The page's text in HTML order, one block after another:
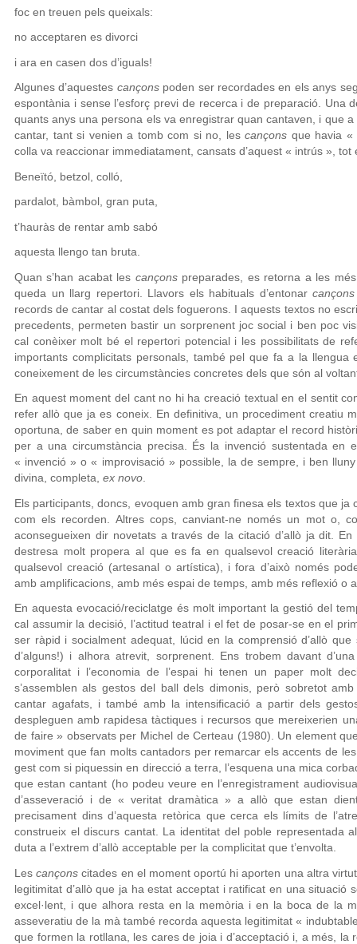
foc en treuen pels queixals:
no acceptaren es divorci
i ara en casen dos d’iguals!
Algunes d’aquestes cançonspoden ser recordades en els anys
espontània i sense l’esforç previ de recerca i de preparació. Una
quants anys una persona els va enregistrar quan cantaven, i que
cantar, tant si venien a tomb com si no, les cançons que havia «
colla va reaccionar immediatament, cansats d’aquest « intrús »,
Beneïtó, betzol, colló,
pardalot, bàmbol, gran puta,
t’hauràs de rentar amb sabó
aquesta llengo tan bruta.
Quan s’han acabat les cançons preparades, es retorna a les
queda un llarg repertori. Llavors els habituals d’entonarcançons
records de cantar al costat dels foguerons. I aquests textos no
precedents, permeten bastir un sorprenent joc social i ben poc
cal conèixer molt bé el repertori potencial i les possibilitats de
importants complicitats personals, també pel que fa a la
coneixement de les circumstàncies concretes dels que són al
En aquest moment del cant no hi ha creació textual en el sentit
refer allò que ja es coneix. En definitiva, un procediment creatiu
oportuna, de saber en quin moment es pot adaptar el record
per a una circumstància precisa. És la invenció sustentada en
« invenció » o « improvisació » possible, la de sempre, i ben
divina, completa, ex novo.
Els participants, doncs, evoquen amb gran finesa els textos que ja
com els recorden. Altres cops, canviant-ne només un mot o,
aconsegueixen dir novetats a través de la citació d’allò ja dit.
destresa molt propera al que es fa en qualsevol creació
qualsevol creació (artesanal o artística), i fora d’això només
amb amplificacions, amb més espai de temps, amb més reflexió o
En aquesta evocació/reciclatge és molt important la gestió del
cal assumir la decisió, l’actitud teatral i el fet de posar-se en el
ser ràpid i socialment adequat, lúcid en la comprensió d’allò
d’alguns!) i alhora atrevit, sorprenent. Ens trobem davant
corporalitat i l’economia de l’espai hi tenen un paper molt
s’assemblen als gestos del ball dels dimonis, però sobretot
cantar agafats, i també amb la intensificació a partir dels
despleguen amb rapidesa tàctiques i recursos que mereixerien
de faire » observats per Michel de Certeau (1980). Un element
moviment que fan molts cantadors per remarcar els accents de
gest com si piquessin en direcció a terra, l’esquena una mica
que estan cantant (ho podeu veure en l’enregistrament
d’asseveració i de « veritat dramàtica » a allò que estan
precisament dins d’aquesta retòrica que cerca els límits de
construeix el discurs cantat. La identitat del poble representada
duta a l’extrem d’allò acceptable per la complicitat que t’envolta.
Lescançonscitades en el moment oportú hi aporten una altra
legitimitat d’allò que ja ha estat acceptat i ratificat en una situació
excel·lent, i que alhora resta en la memòria i en la boca de la
asseveratiu de la mà també recorda aquesta legitimitat «
que formen la rotllana, les cares de joia i d’acceptació i, a més,